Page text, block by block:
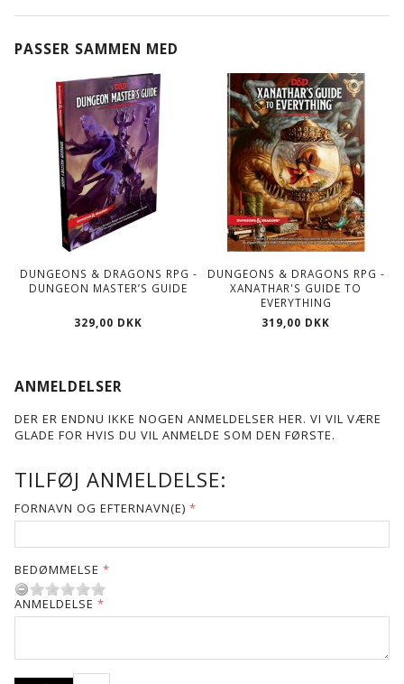
PASSER SAMMEN MED
DUNGEONS & DRAGONS RPG -
DUNGEON MASTER’S GUIDE
329,00 DKK
DUNGEONS & DRAGONS RPG -
XANATHAR'S GUIDE TO
EVERYTHING
319,00 DKK
ANMELDELSER
DER ER ENDNU IKKE NOGEN ANMELDELSER HER. VI VIL VÆRE
GLADE FOR HVIS DU VIL ANMELDE SOM DEN FØRSTE.
TILFØJ ANMELDELSE:
FORNAVN OG EFTERNAVN(E)
BEDØMMELSE
ANMELDELSE